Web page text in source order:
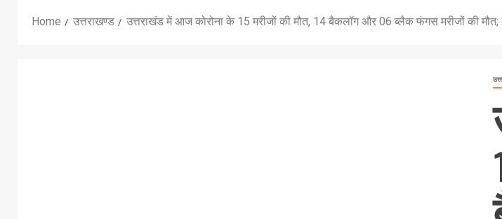
Home उत्तराखण्ड उत्तराखंड में आज कोरोना के 15 मरीजों की मौत, 14 बैकलॉग और 06 ब्लैक फंगस मरीजों की